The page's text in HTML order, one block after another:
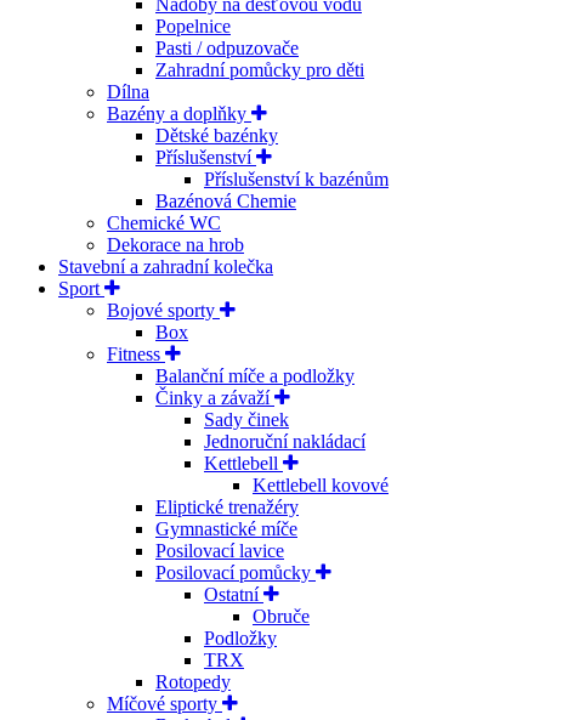
Nádoby na dešťovou vodu
Popelnice
Pasti / odpuzovače
Zahradní pomůcky pro děti
Dílna
Bazény a doplňky
Dětské bazénky
Příslušenství
Příslušenství k bazénům
Bazénová Chemie
Chemické WC
Dekorace na hrob
Stavební a zahradní kolečka
Sport
Bojové sporty
Box
Fitness
Balanční míče a podložky
Činky a závaží
Sady činek
Jednoruční nakládací
Kettlebell
Kettlebell kovové
Eliptické trenažéry
Gymnastické míče
Posilovací lavice
Posilovací pomůcky
Ostatní
Obruče
Podložky
TRX
Rotopedy
Míčové sporty